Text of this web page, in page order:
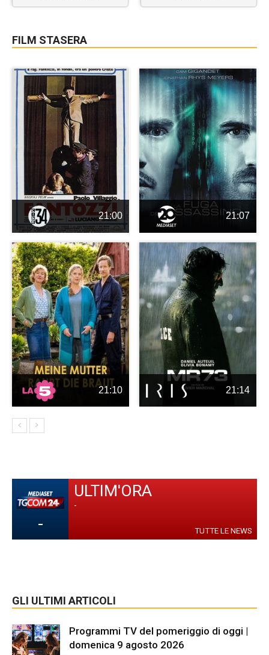
FILM STASERA
21:00 21:07
21:10 21:14
-
ULTIM'ORA
-
TUTTE LE NEWS
GLI ULTIMI ARTICOLI
Programmi TV del pomeriggio di oggi |
domenica 9 agosto 2026